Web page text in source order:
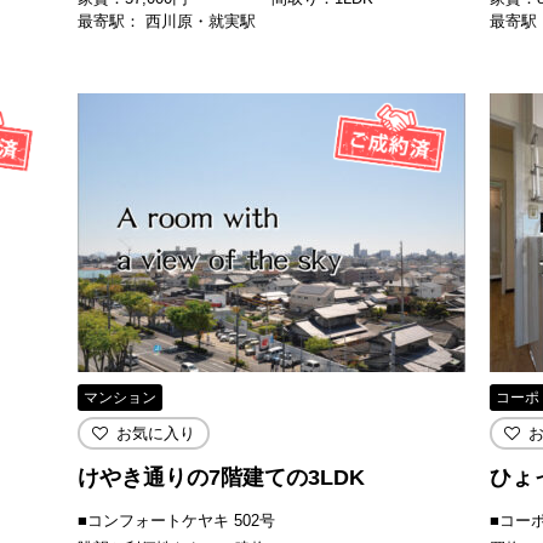
最寄駅： 西川原・就実駅
最寄駅
マンション
お気に入り
けやき通りの7階建ての3LDK
■コンフォートケヤキ 502号
コーポ
ひょ
■コー